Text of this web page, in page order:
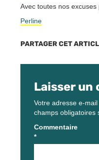
Avec toutes nos excuses
Perline
PARTAGER CET
Laisser un
Votre adresse e-
champs obligatoires
Commentaire
*